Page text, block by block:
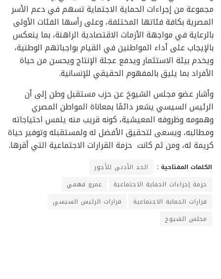
مجموعة من إجراءات الحماية الاجتماية تسهم في دعم الأسر
المصرية بكافة فئاتها المختلفة، وعلى رأسها الفئات الأولى
بالرعاية في مواجهة الأزمات الاقتصادية الراهنة، بما ينعكس
بالإيجاب على أداء المواطنين في القيام بواجباتهم الوطنية،
ويخدم بيئة الاستثمار ويدفع عجلة الإنتاج ويحسن من حياة
الأفراد بما يليق بالمفهوم الحقيقي للإنسانية.
وأشار عضو مجلس الشيوخ عن حزب مستقبل وطن إلى أن
الرئيس السيسي يشعر دائمًا بمعاناة المواطن المصري
وهمومه وظروفه المعيشية، كونه قريب منه يلمس احتياجاته
ومطالبه، ويسعى لتحقيق الأفضل له ولمستقبله وتوفير حياة
كريمة له، ومن ثم كانت حزمة القرارات الاجتماعية التي أقرها.
الكلمات المفتاحية :
الحد الأدنى للأجور
حزمة إجراءات الحماية الاجتماعية
عمرو فهمي
قرارات الحماية الاجتماعية
قرارات الرئيس السيسي
مجلس الشيوخ